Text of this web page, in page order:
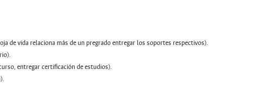
de vida relaciona más de un pregrado entregar los soportes respectivos).
entregar certificación de estudios).